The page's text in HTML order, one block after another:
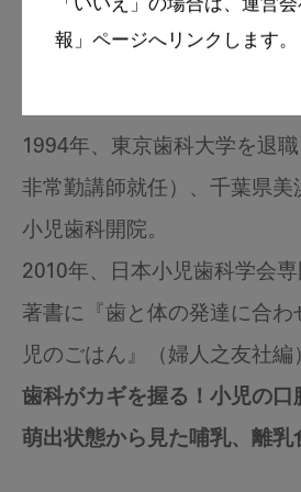
「いいえ」の場合は、運営
報」ページへリンクします。
1994年、東京歯科大学を退
非常勤講師就任）、千葉県美
小児歯科開院。
2010年、日本小児歯科学会専
著書に『歯と体の発達に合わ
児のごはん』（婦人之友社編
歯科がカギを握る！小児の
萌出状態から見た哺乳、離